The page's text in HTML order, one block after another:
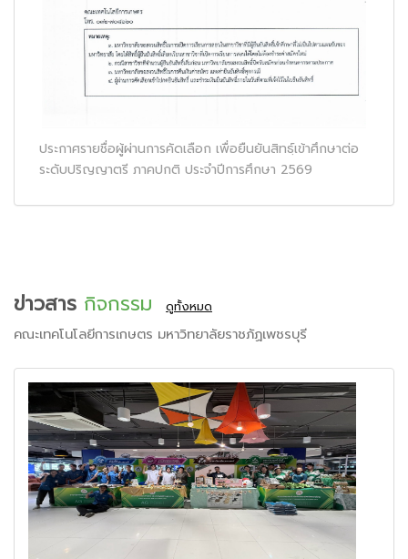
ประกาศรายชื่อผู้ผ่านการคัดเลือก เพื่อยืนยันสิทธฺ์เข้าศึกษาต่อ
ระดับปริญญาตรี ภาคปกติ ประจำปีการศึกษา 2569
ข่าวสาร กิจกรรม ดูทั้งหมด
คณะเทคโนโลยีการเกษตร มหาวิทยาลัยราชภัฏเพชรบุรี